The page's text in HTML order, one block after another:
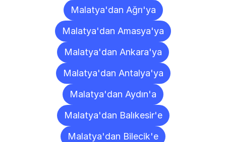
Malatya'dan Ağrı'ya
Malatya'dan Amasya'ya
Malatya'dan Ankara'ya
Malatya'dan Antalya'ya
Malatya'dan Aydın'a
Malatya'dan Balıkesir'e
Malatya'dan Bilecik'e